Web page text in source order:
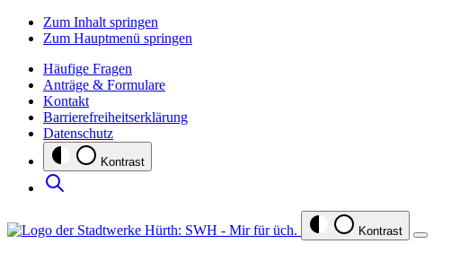
Zum Inhalt springen
Zum Hauptmenü springen
Häufige Fragen
Anträge & Formulare
Kontakt
Barrierefreiheitserklärung
Datenschutz
Kontrast
Kontrast